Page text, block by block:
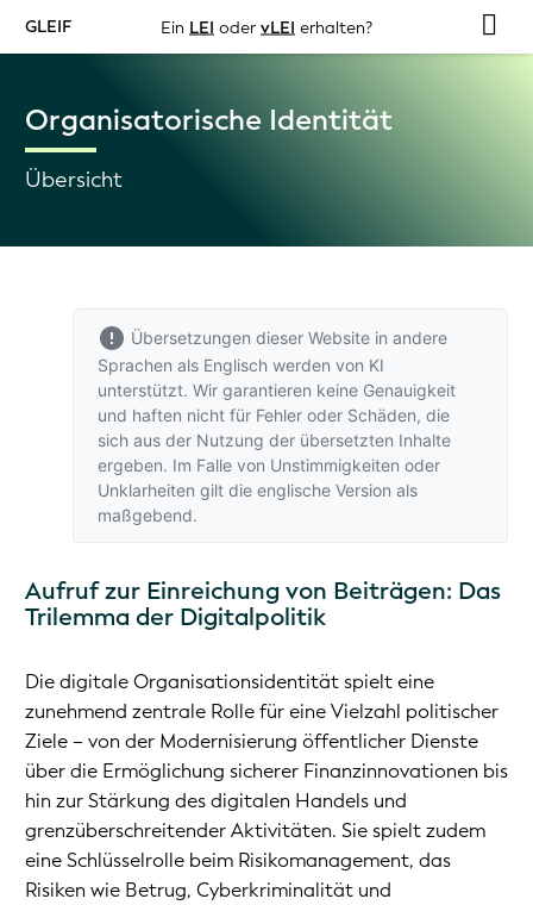
GLEIF Ein LEI oder vLEI erhalten?
Organisatorische Identität
Übersicht
Übersetzungen dieser Website in andere
Sprachen als Englisch werden von KI
unterstützt. Wir garantieren keine Genauigkeit
und haften nicht für Fehler oder Schäden, die
sich aus der Nutzung der übersetzten Inhalte
ergeben. Im Falle von Unstimmigkeiten oder
Unklarheiten gilt die englische Version als
maßgebend.
Aufruf zur Einreichung von Beiträgen: Das
Trilemma der Digitalpolitik
Die digitale Organisationsidentität spielt eine
zunehmend zentrale Rolle für eine Vielzahl politischer
Ziele – von der Modernisierung öffentlicher Dienste
über die Ermöglichung sicherer Finanzinnovationen bis
hin zur Stärkung des digitalen Handels und
grenzüberschreitender Aktivitäten. Sie spielt zudem
eine Schlüsselrolle beim Risikomanagement, das
Risiken wie Betrug, Cyberkriminalität und